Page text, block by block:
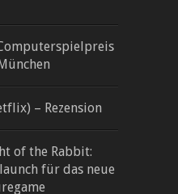
– Rezension
of the Rabbit:
für das neue